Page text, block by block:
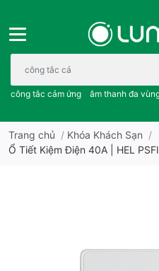
Bạn cần tìm gì..; công tắc
công tắc cảm ứng âm thanh đa
Trang chủ / Khóa Khách Sạn /
Ổ Tiết Kiệm Điện 40A | HEL